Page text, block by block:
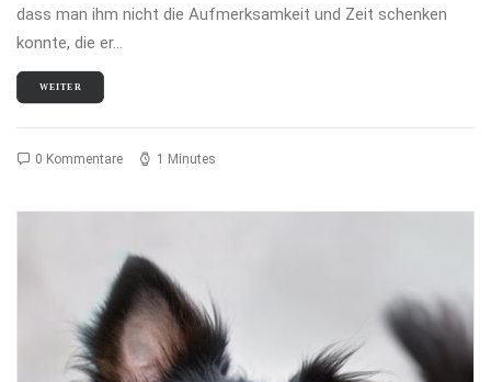
dass man ihm nicht die Aufmerksamkeit und Zeit schenken
konnte, die er…
WEITER
0 Kommentare 1 Minutes